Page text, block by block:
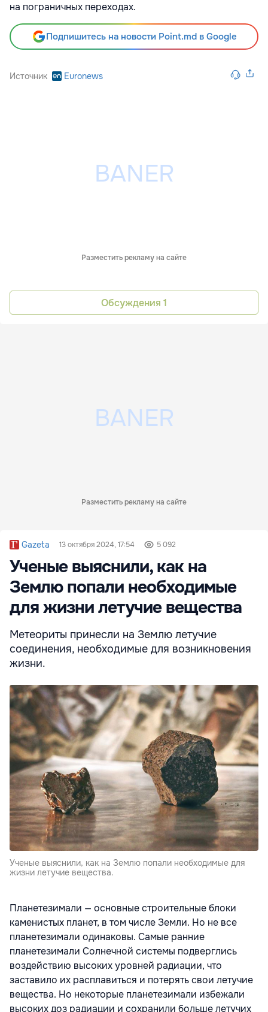
на пограничных переходах.
Подпишитесь на новости Point.md в Google
Источник Euronews
Разместить рекламу на сайте
Обсуждения 1
Разместить рекламу на сайте
Gazeta 13 октября 2024, 17:54 5 092
Ученые выяснили, как на
Землю попали необходимые
для жизни летучие вещества
Метеориты принесли на Землю летучие
соединения, необходимые для возникновения
жизни.
Ученые выяснили, как на Землю попали необходимые для
жизни летучие вещества.
Планетезимали — основные строительные блоки
каменистых планет, в том числе Земли. Но не все
планетезимали одинаковы. Самые ранние
планетезимали Солнечной системы подверглись
воздействию высоких уровней радиации, что
заставило их расплавиться и потерять свои летучие
вещества. Но некоторые планетезимали избежали
высоких доз радиации и сохранили больше летучих